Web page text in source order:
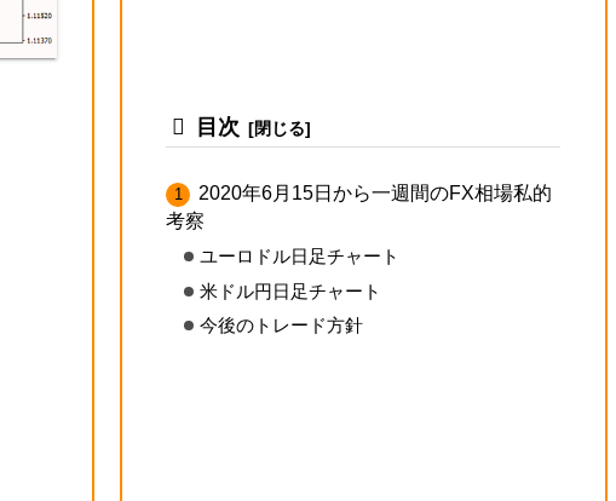
目次
2020年6月15日から一週間のFX相場私的
考察
ユーロドル日足チャート
米ドル円日足チャート
今後のトレード方針